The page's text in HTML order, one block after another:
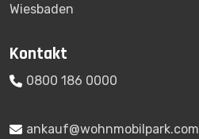
Wiesbaden
Kontakt
0800 186 0000
ankauf@wohnmobilpark.com